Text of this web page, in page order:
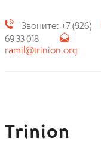
Звоните: +7 (926)
69 33 018
ramil@trinion.org
Trinion